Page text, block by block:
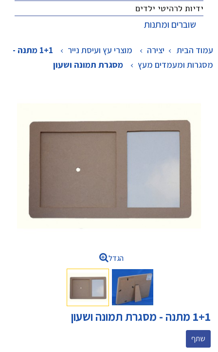
ידיות לרהיטי ילדים
שוברים ומתנות
עמוד הבית יצירה > מוצרי עץ ועיסת נייר >
מסגרות ומעמדים מעץ >
1+1 מתנה -
מסגרת תמונה ושעון
הגדל
1+1 מתנה - מסגרת תמונה ושעון
שתף